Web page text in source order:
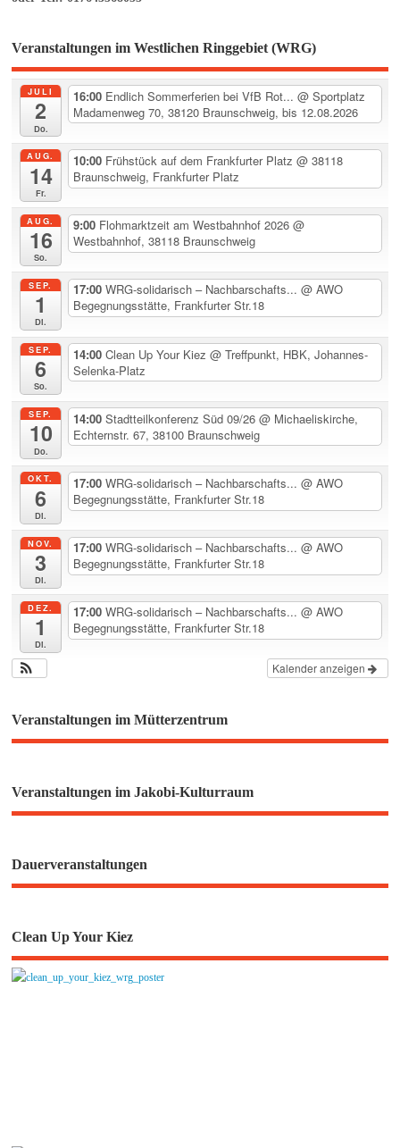
Veranstaltungen im Westlichen Ringgebiet (WRG)
JULI
2
Do.
16:00 Endlich Sommerferien bei VfB Rot...@ Sportplatz
Madamenweg 70, 38120 Braunschweig, bis 12.08.2026
AUG.
14
Fr.
10:00 Frühstück auf dem Frankfurter Platz@ 38118
Braunschweig, Frankfurter Platz
AUG.
16
So.
9:00 Flohmarktzeit am Westbahnhof 2026@
Westbahnhof, 38118 Braunschweig
SEP.
1
Di.
17:00WRG-solidarisch – Nachbarschafts...@ AWO
Begegnungsstätte, Frankfurter Str.18
SEP.
6
So.
14:00Clean Up Your Kiez@ Treffpunkt, HBK, Johannes-
Selenka-Platz
SEP.
10
Do.
14:00Stadtteilkonferenz Süd 09/26@ Michaeliskirche,
Echternstr. 67, 38100 Braunschweig
OKT.
6
Di.
17:00WRG-solidarisch – Nachbarschafts...@ AWO
Begegnungsstätte, Frankfurter Str.18
NOV.
3
Di.
17:00WRG-solidarisch – Nachbarschafts...@ AWO
Begegnungsstätte, Frankfurter Str.18
DEZ.
1
Di.
17:00WRG-solidarisch – Nachbarschafts...@ AWO
Begegnungsstätte, Frankfurter Str.18
Kalender anzeigen
Veranstaltungen im Mütterzentrum
Veranstaltungen im Jakobi-Kulturraum
Dauerveranstaltungen
Clean Up Your Kiez